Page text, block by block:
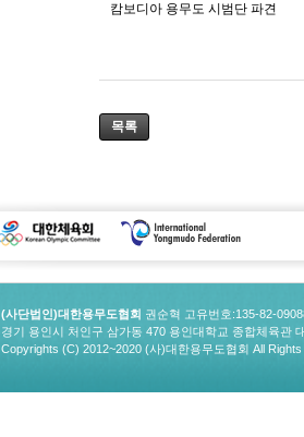
캄보디아 용무도 시범단 파견
목록
(사단법인)대한용무도협회 권순혁 고유번호:135-82-
경기 용인시 처인구 삼가동 470 용인대학교 종합체육관
Copyrights (C) 2012~2020 (사)대한용무도협회 All